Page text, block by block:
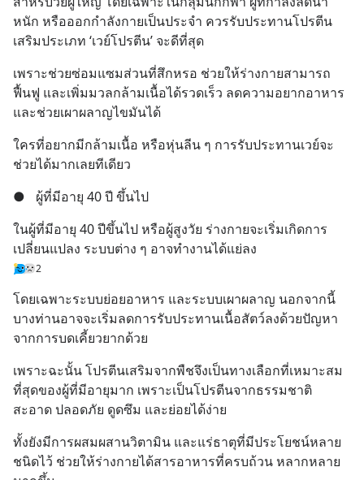
หนัก หรือออกกำลังกายเป็นประจำ ควรรับประทานโปรตีน
เสริมประเภท ‘เวย์โปรตีน’ จะดีที่สุด
เพราะช่วยซ่อมแซมส่วนที่สึกหรอ ช่วยให้ร่างกายสามารถ
ฟื้นฟู และเพิ่มมวลกล้ามเนื้อได้รวดเร็ว ลดความอยากอาหาร
และช่วยเผาผลาญไขมันได้
ใครที่อยากมีกล้ามเนื้อ หรือหุ่นลีน ๆ การรับประทานเวย์จะ
ช่วยได้มากเลยทีเดียว
●
ผู้ที่มีอายุ 40 ปี ขึ้นไป
ในผู้ที่มีอายุ 40 ปีขึ้นไป หรือผู้สูงวัย ร่างกายจะเริ่มเกิดการ
เปลี่ยนแปลง ระบบต่าง ๆ อาจทำงานได้แย่ลง
2
โดยเฉพาะระบบย่อยอาหาร และระบบเผาผลาญ นอกจากนี้
บางท่านอาจจะเริ่มลดการรับประทานเนื้อสัตว์ลงด้วยปัญหา
จากการบดเคี้ยวยากด้วย
เพราะฉะนั้น โปรตีนเสริมจากพืชจึงเป็นทางเลือกที่เหมาะสม
ที่สุดของผู้ที่มีอายุมาก เพราะเป็นโปรตีนจากธรรมชาติ
สะอาด ปลอดภัย ดูดซึม และย่อยได้ง่าย
ทั้งยังมีการผสมผสานวิตามิน และแร่ธาตุที่มีประโยชน์หลาย
ชนิดไว้ ช่วยให้ร่างกายได้สารอาหารที่ครบถ้วน หลากหลาย